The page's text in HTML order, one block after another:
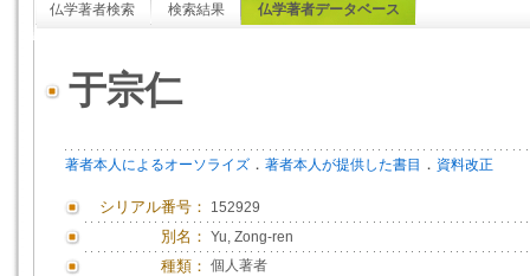
仏学著者検索 検索結果 仏学著者データベース
于宗仁
著者本人によるオーソライズ ． 著者本人が提供した書目 ． 資料改正
シリアル番号： 152929
別名： Yu, Zong-ren
種類： 個人著者